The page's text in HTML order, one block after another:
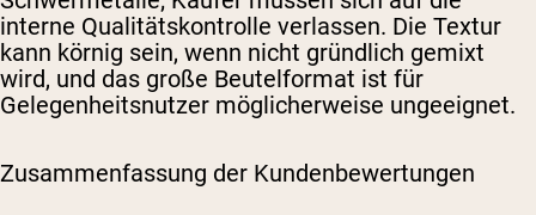
interne Qualitätskontrolle verlassen. Die Textur
kann körnig sein, wenn nicht gründlich gemixt
wird, und das große Beutelformat ist für
Gelegenheitsnutzer möglicherweise ungeeignet.
Zusammenfassung der Kundenbewertungen